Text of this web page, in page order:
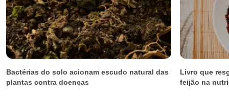
Bactérias do solo acionam escudo natural das
plantas contra doenças
Livro que
feijão na